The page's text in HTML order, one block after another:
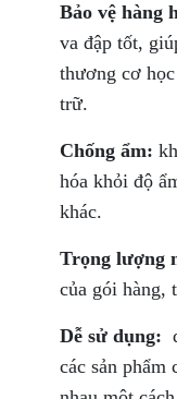
Bảo vệ hàng
va đập tốt,
thương cơ
trữ.
Chống ẩm:
hóa khỏi độ
khác.
Trọng lượng
của gói hàng,
Dễ sử dụng:
các sản phẩm